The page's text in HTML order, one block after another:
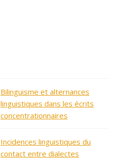
Bilinguisme et alternances
linguistiques dans les écrits
concentrationnaires
Incidences linguistiques du
contact entre dialectes